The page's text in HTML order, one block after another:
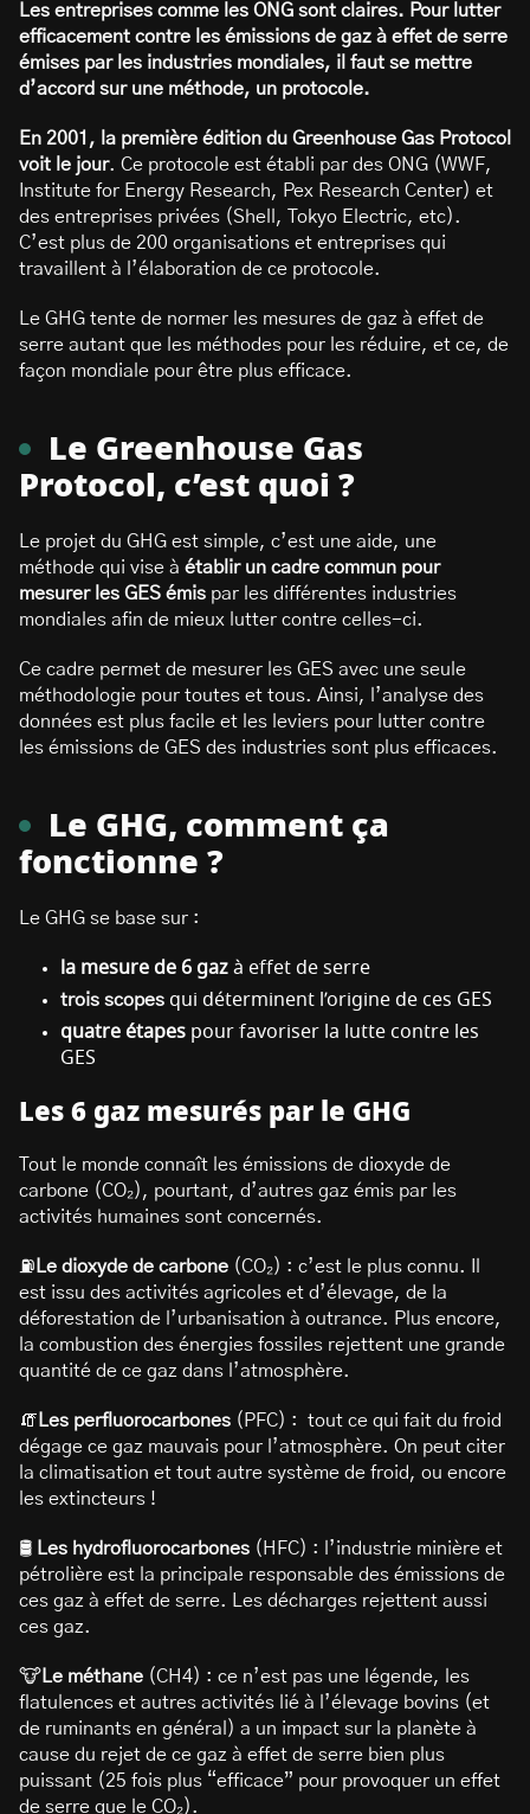
Les entreprises comme les ONG sont claires. Pour lutter
efficacement contre les émissions de gaz à effet de serre
émises par les industries mondiales, il faut se mettre
d’accord sur une méthode, un protocole.
En 2001, la première édition du Greenhouse Gas Protocol
voit le jour. Ce protocole est établi par des ONG (WWF,
Institute for Energy Research, Pex Research Center) et
des entreprises privées (Shell, Tokyo Electric, etc).
C’est plus de 200 organisations et entreprises qui
travaillent à l’élaboration de ce protocole.
Le GHG tente de normer les mesures de gaz à effet de
serre autant que les méthodes pour les réduire, et ce, de
façon mondiale pour être plus efficace.
Le Greenhouse Gas
Protocol, c’est quoi ?
Le projet du GHG est simple, c’est une aide, une
méthode qui vise à établir un cadre commun pour
mesurer les GES émis par les différentes industries
mondiales afin de mieux lutter contre celles-ci.
Ce cadre permet de mesurer les GES avec une seule
méthodologie pour toutes et tous. Ainsi, l’analyse des
données est plus facile et les leviers pour lutter contre
les émissions de GES des industries sont plus efficaces.
Le GHG, comment ça
fonctionne ?
Le GHG se base sur :
la mesure de 6 gaz à effet de serre
trois scopes qui déterminent l’origine de ces GES
quatre étapes pour favoriser la lutte contre les
GES
Les 6 gaz mesurés par le GHG
Tout le monde connaît les émissions de dioxyde de
carbone (CO₂), pourtant, d’autres gaz émis par les
activités humaines sont concernés.
⛽ Le dioxyde de carbone (CO₂) : c’est le plus connu. Il
est issu des activités agricoles et d’élevage, de la
déforestation de l’urbanisation à outrance. Plus encore,
la combustion des énergies fossiles rejettent une grande
quantité de ce gaz dans l’atmosphère.
🧯 Les perfluorocarbones (PFC) : tout ce qui fait du froid
dégage ce gaz mauvais pour l’atmosphère. On peut citer
la climatisation et tout autre système de froid, ou encore
les extincteurs !
🛢️ Les hydrofluorocarbones (HFC) : l’industrie minière et
pétrolière est la principale responsable des émissions de
ces gaz à effet de serre. Les décharges rejettent aussi
ces gaz.
🐮Le méthane (CH4) : ce n’est pas une légende, les
flatulences et autres activités lié à l’élevage bovins (et
de ruminants en général) a un impact sur la planète à
cause du rejet de ce gaz à effet de serre bien plus
puissant (25 fois plus “efficace” pour provoquer un effet
de serre que le CO₂).